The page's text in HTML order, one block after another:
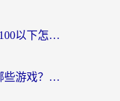
新大话西游2国外加速器延迟100以下怎么办？海外党实测有效的低延迟指南
国外打古今江湖的加速器有哪些游戏？一个海外玩家的终极选择指南